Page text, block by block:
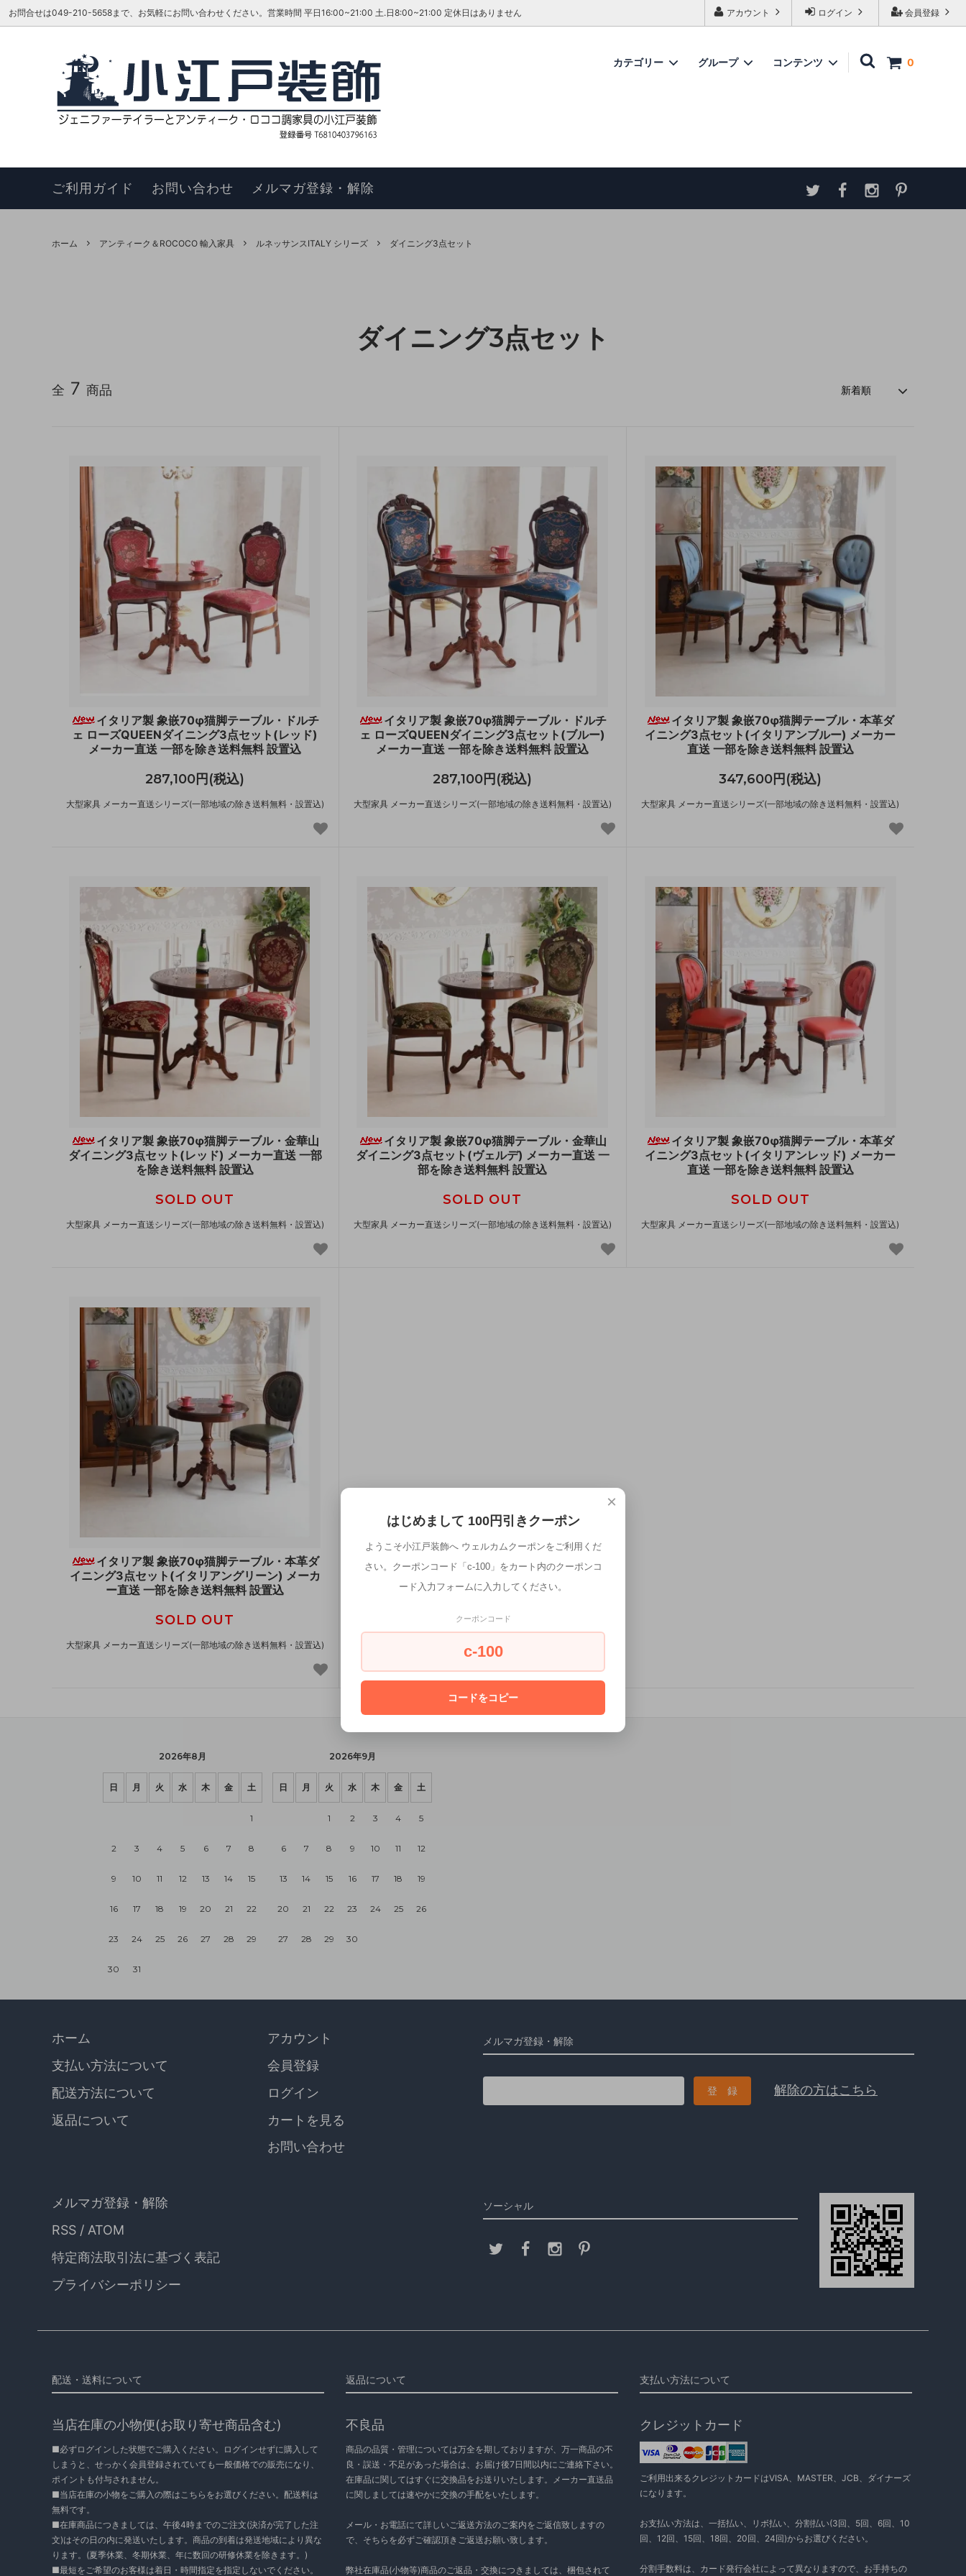
会員登録
ログイン
アカウント
お問合せは049-210-5658まで、お気軽にお問い合わせください。営業時間 平日16:00~21:00 土.日8:00~21:00 定休日はありません
0
カテゴリー
ベッド リビング・ダイニングセット
スツール
チェア ベンチ マントルピース テーブル
ランドリー収納
グループ
TOKAI KAGU/東海家具工業 ジェニファーテイラー
ヴィヴィアン ホームスタイル
コンテンツ
はじめての方へ お知らせ
更新履歴
このサイトについて お買い物の手順 コエドグループ アンティーク商品 概略と取扱い方
ご利用ガイド お問い合わせ メルマガ登録・解除
ホーム アンティーク＆ROCOCO 輸入家具 ルネッサンスITALY シリーズ ダイニング3点セット
ダイニング3点セット
全 7 商品
イタリア製 象嵌70φ猫脚テーブル・ドルチ
ェ ローズQUEENダイニング3点セット(レッド)
メーカー直送 一部を除き送料無料 設置込
287,100円(税込)
大型家具 メーカー直送シリーズ(一部地域の除き送料無料・設置込)
イタリア製 象嵌70φ猫脚テーブル・ドルチ
ェ ローズQUEENダイニング3点セット(ブルー)
メーカー直送 一部を除き送料無料 設置込
287,100円(税込)
大型家具 メーカー直送シリーズ(一部地域の除き送料無料・設置込)
イタリア製 象嵌70φ猫脚テーブル・本革ダ
イニング3点セット(イタリアンブルー) メーカー
直送 一部を除き送料無料 設置込
347,600円(税込)
大型家具 メーカー直送シリーズ(一部地域の除き送料無料・設置込)
イタリア製 象嵌70φ猫脚テーブル・金華山
ダイニング3点セット(レッド) メーカー直送 一部
を除き送料無料 設置込
SOLD OUT
大型家具 メーカー直送シリーズ(一部地域の除き送料無料・設置込)
イタリア製 象嵌70φ猫脚テーブル・金華山
ダイニング3点セット(ヴェルデ) メーカー直送 一
部を除き送料無料 設置込
SOLD OUT
大型家具 メーカー直送シリーズ(一部地域の除き送料無料・設置込)
イタリア製 象嵌70φ猫脚テーブル・本革ダ
イニング3点セット(イタリアンレッド) メーカー
直送 一部を除き送料無料 設置込
SOLD OUT
大型家具 メーカー直送シリーズ(一部地域の除き送料無料・設置込)
イタリア製 象嵌70φ猫脚テーブル・本革ダ
イニング3点セット(イタリアングリーン) メーカ
ー直送 一部を除き送料無料 設置込
SOLD OUT
大型家具 メーカー直送シリーズ(一部地域の除き送料無料・設置込)
2026年8月
日 月 火 水 木 金 土
1
2 3 4 5 6 7 8
9 10 11 12 13 14 15
16 17 18 19 20 21 22
23 24 25 26 27 28 29
30 31
2026年9月
日 月 火 水 木 金 土
1 2 3 4 5
6 7 8 9 10 11 12
13 14 15 16 17 18 19
20 21 22 23 24 25 26
27 28 29 30
メルマガ登録・解除
解除の方はこちら
ホーム
支払い方法について
配送方法について
返品について
アカウント
会員登録
ログイン
カートを見る
お問い合わせ
ソーシャル
メルマガ登録・解除
RSS / ATOM
特定商法取引法に基づく表記
プライバシーポリシー
配送・送料について
当店在庫の小物便(お取り寄せ商品含む)
■必ずログインした状態でご購入ください。ログインせずに購入して
しまうと、せっかく会員登録されていても一般価格での販売になり、
ポイントも付与されません。
■当店在庫の小物をご購入の際はこちらをお選びください。配送料は
無料です。
■在庫商品につきましては、午後4時までのご注文(決済が完了した注
文)はその日の内に発送いたします。商品の到着は発送地域により異な
ります。(夏季休業、冬期休業、年に数回の研修休業を除きます。)
■最短をご希望のお客様は着日・時間指定を指定しないでください。
返品について
不良品
商品の品質・管理については万全を期しておりますが、万一商品の不
良・誤送・不足があった場合は、お届け後7日間以内にご連絡下さい。
在庫品に関してはすぐに交換品をお送りいたします。メーカー直送品
に関しましては速やかに交換の手配をいたします。
メール・お電話にて詳しいご返送方法のご案内をご返信致しますの
で、そちらを必ずご確認頂きご返送お願い致します。
弊社在庫品(小物等)商品のご返品・交換につきましては、梱包されて
支払い方法について
クレジットカード
ご利用出来るクレジットカードはVISA、MASTER、JCB、ダイナーズ
になります。
お支払い方法は、一括払い、リボ払い、分割払い(3回、5回、6回、10
回、12回、15回、18回、20回、24回)からお選びください。
分割手数料は、カード発行会社によって異なりますので、お手持ちの
×
はじめまして 100円引きクーポン
ようこそ小江戸装飾へ ウェルカムクーポンをご利用くだ
さい。クーポンコード「c-100」をカート内のクーポンコ
ード入力フォームに入力してください。
クーポンコード
c-100
コードをコピー